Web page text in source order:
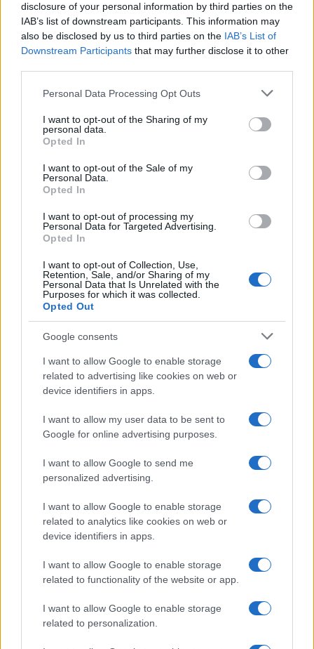
disclosure of your personal information by third parties on the
IAB’s list of downstream participants. This information may
also be disclosed by us to third parties on the IAB’s List of
Downstream Participants that may further disclose it to other
Please note that this website/app uses one or more Google
not limited to your visit or usage behaviour. You may click to
grant or deny consent to Google and its third-party tags to
use your data for below specified purposes in below Google
consent section.
Personal Data Processing Opt Outs
I want to opt-out of the Sharing of my
personal data.
Opted In
I want to opt-out of the Sale of my
Personal Data.
Opted In
I want to opt-out of processing my
Personal Data for Targeted Advertising.
Opted In
I want to opt-out of Collection, Use,
Retention, Sale, and/or Sharing of my
Personal Data that Is Unrelated with the
Purposes for which it was collected.
Opted Out
Google consents
I want to allow Google to enable storage
related to advertising like cookies on web or
device identifiers in apps.
I want to allow my user data to be sent to
Google for online advertising purposes.
I want to allow Google to send me
personalized advertising.
I want to allow Google to enable storage
related to analytics like cookies on web or
device identifiers in apps.
I want to allow Google to enable storage
related to functionality of the website or app.
I want to allow Google to enable storage
related to personalization.
Η Toyota φέρνει νέα γενιά
μπαταριών για τα υβριδικά
της
Σε κινεζική… πολιορκία η
ευρωπαϊκή
αυτοκινητοβιομηχανία
Νέο Audi A2 e-tron με στόχο την κορυφή της
αποδοτικότητας
Δόξα Λευκάδας: Έβδομη
μεταγραφή ο Τζος Σάρμα
ακαδημίες να εξελίσσονται
οι παίκτες»
ΕΛΣΤΑΤ: Στο 3,4% υποχώρησε ο πληθωρισμός τον Ιούλιο
Metlen: Ρεκόρ EBITDA στο
ευρώ – Καθαρά κέρδη 313
εκατ. ευρώ
Ειδικό Χωροταξικό Πλαίσιο
για τον Τουρισμό:
Η Chery επενδύει 75 εκατ. δολάρια στην KG Mobility